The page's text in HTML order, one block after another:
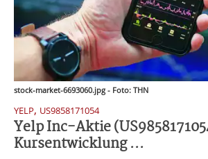
stock-market-6693060.jpg - Foto: THN
YELP, US9858171054
Yelp Inc-Aktie
Kursentwicklung ...